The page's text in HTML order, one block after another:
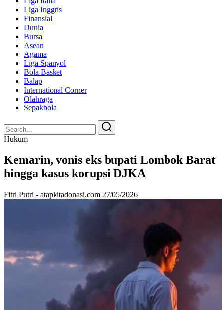
Liga Inggris
Finansial
Dunia
Bursa
Asean
Agama
Liga Spanyol
Bola Basket
Balap
International Corner
Olahraga
Sepakbola
Search
for:
Search
Hukum
Kemarin, vonis eks bupati Lombok Barat
hingga kasus korupsi DJKA
Fitri Putri - atapkitadonasi.com 27/05/2026